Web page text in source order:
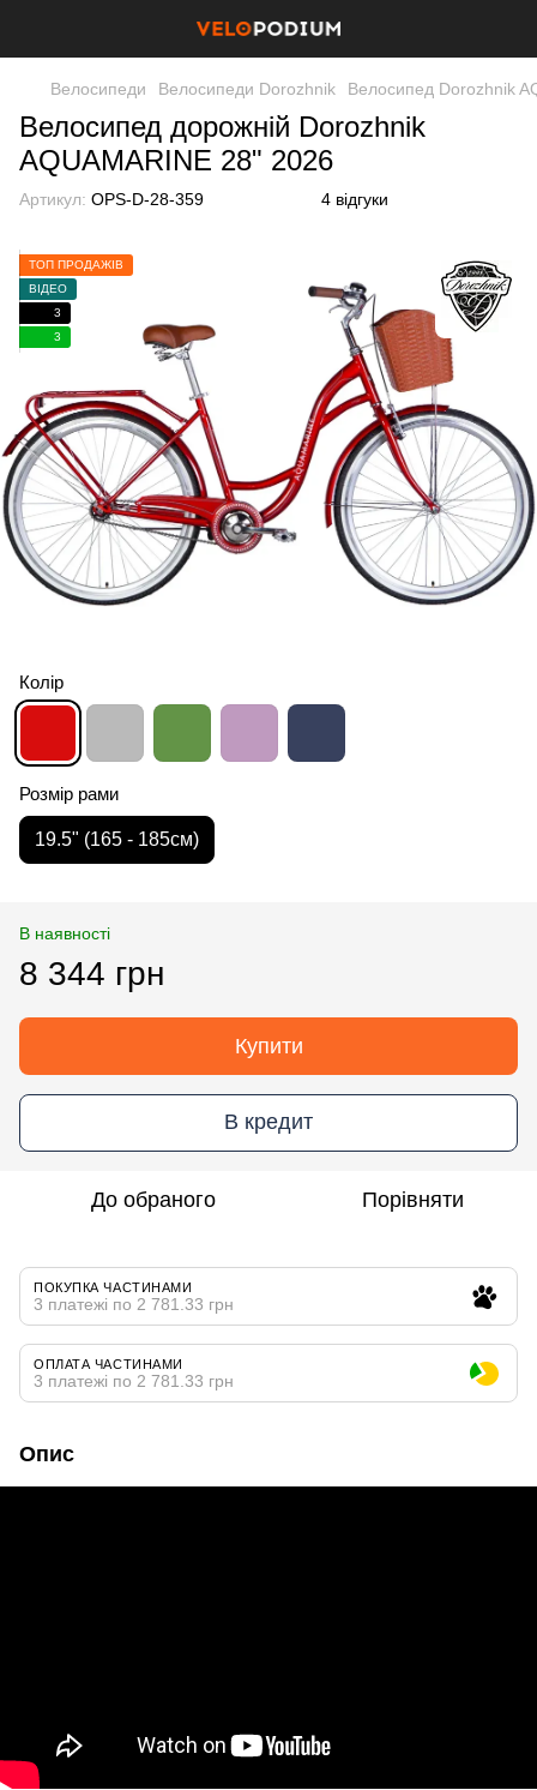
Велосипеди Велосипеди Dorozhnik Велосипед Dorozhnik
Велосипед дорожній Dorozhnik
AQUAMARINE 28" 2026
Артикул: OPS-D-28-359 4 відгуки
ТОП ПРОДАЖІВ
ВІДЕО
3
3
Колір
Розмір рами
19.5" (165 - 185см)
В наявності
8 344 грн
Купити
В кредит
До обраного Порівняти
ПОКУПКА ЧАСТИНАМИ
3 платежі по 2 781.33 грн
ОПЛАТА ЧАСТИНАМИ
3 платежі по 2 781.33 грн
Опис